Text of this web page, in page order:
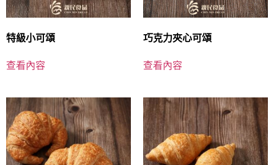
特級小可頌
查看內容
巧克力夾心可頌
查看內容